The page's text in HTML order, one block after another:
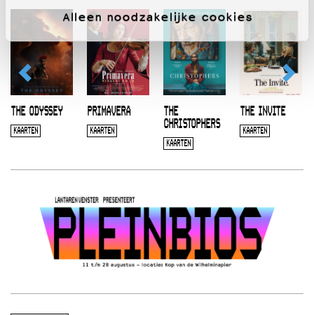
Alleen noodzakelijke cookies
THE ODYSSEY
KAARTEN
PRIMAVERA
KAARTEN
THE
CHRISTOPHERS
KAARTEN
THE INVITE
KAARTEN